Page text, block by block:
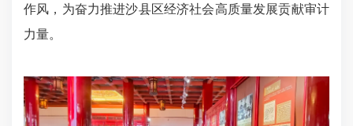
作风，为奋力推进沙县区经济社会高质量发展贡献审计
力量。